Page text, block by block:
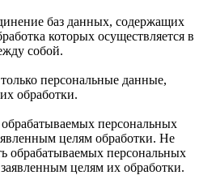
баз данных, содержащих
которых осуществляется в
собой.
персональные данные,
обработки.
персональных
целям обработки. Не
обрабатываемых персональных
целям их обработки.